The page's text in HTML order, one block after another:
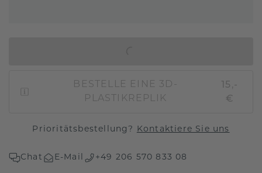
BESTELLE EINE 3D-
PLASTIKREPLIK
15,-
€
Prioritätsbestellung? Kontaktiere Sie uns
Chat E-Mail +49 206 570 833 08